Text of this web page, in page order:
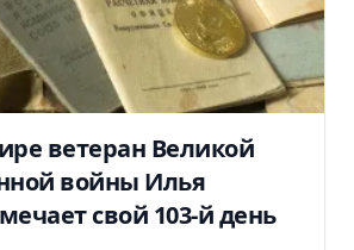
ветеран Великой
войны Илья
свой 103-й день